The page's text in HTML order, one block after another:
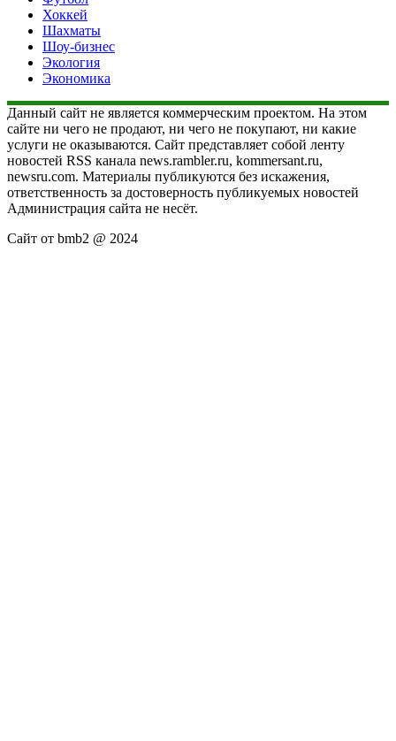
Хоккей
Шахматы
Шоу-бизнес
Экология
Экономика
Данный сайт не является коммерческим проектом. На этом
сайте ни чего не продают, ни чего не покупают, ни какие
услуги не оказываются. Сайт представляет собой ленту
новостей RSS канала news.rambler.ru, kommersant.ru,
newsru.com. Материалы публикуются без искажения,
ответственность за достоверность публикуемых новостей
Администрация сайта не несёт.
Сайт от bmb2 @ 2024